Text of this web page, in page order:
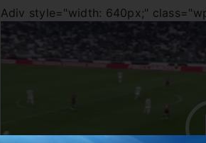
Adiv style="width: 640px;"